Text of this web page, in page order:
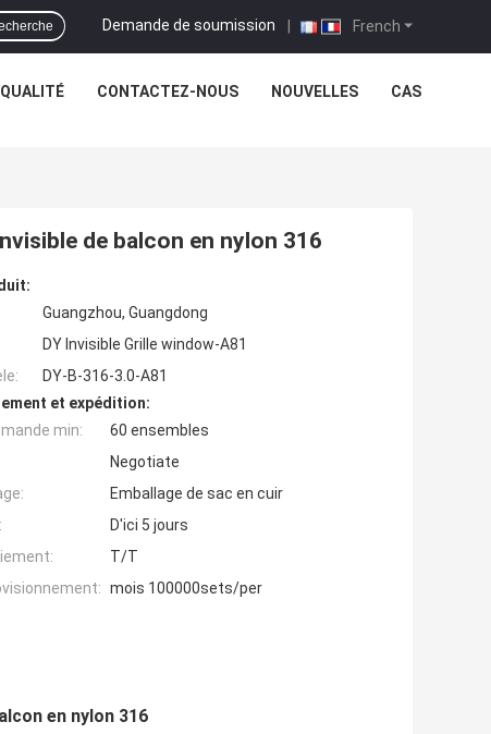
French
Demande de soumission |
CONTACTEZ-NOUS NOUVELLES CAS
de balcon en nylon 316
Guangzhou, Guangdong
DY Invisible Grille window-A81
DY-B-316-3.0-A81
et expédition:
min:
60 ensembles
Negotiate
Emballage de sac en cuir
D'ici 5 jours
T/T
mois 100000sets/per
en nylon 316